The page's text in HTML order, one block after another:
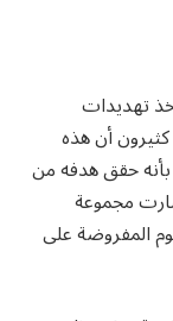
تهديدات
أن هذه
حقق هدفه من
مجموعة
المفروضة على